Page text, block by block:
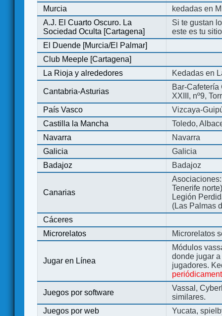
Murcia
kedadas en
A.J. El Cuarto Oscuro. La
Sociedad Oculta [Cartagena]
Si te gustan
este es tu
El Duende [Murcia/El Palmar]
Club Meeple [Cartagena]
La Rioja y alrededores
Kedadas en
Cantabria-Asturias
Bar-
XXIII, nº9,
País Vasco
Vizcaya-
Castilla la Mancha
Toledo,
Navarra
Navarra
Galicia
Galicia
Badajoz
Badajoz
Canarias
Tenerife
Legión
(Las Palmas
Cáceres
Microrelatos
Microrelatos
Jugar en Línea
Módulos
donde jugar
jugadores.
Juegos por software
Vassal,
similares.
Juegos por web
Yucata,